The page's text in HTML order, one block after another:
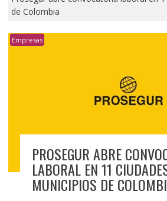
de Colombia
Empresas
PROSEGUR ABRE
LABORAL EN 11
MUNICIPIOS DE